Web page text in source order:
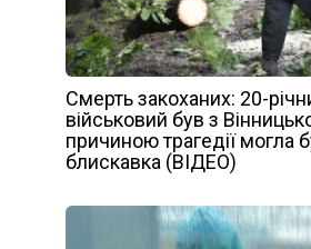
Смерть закоханих: 20-
військовий був з
причиною трагедії могла
блискавка (ВІДЕО)